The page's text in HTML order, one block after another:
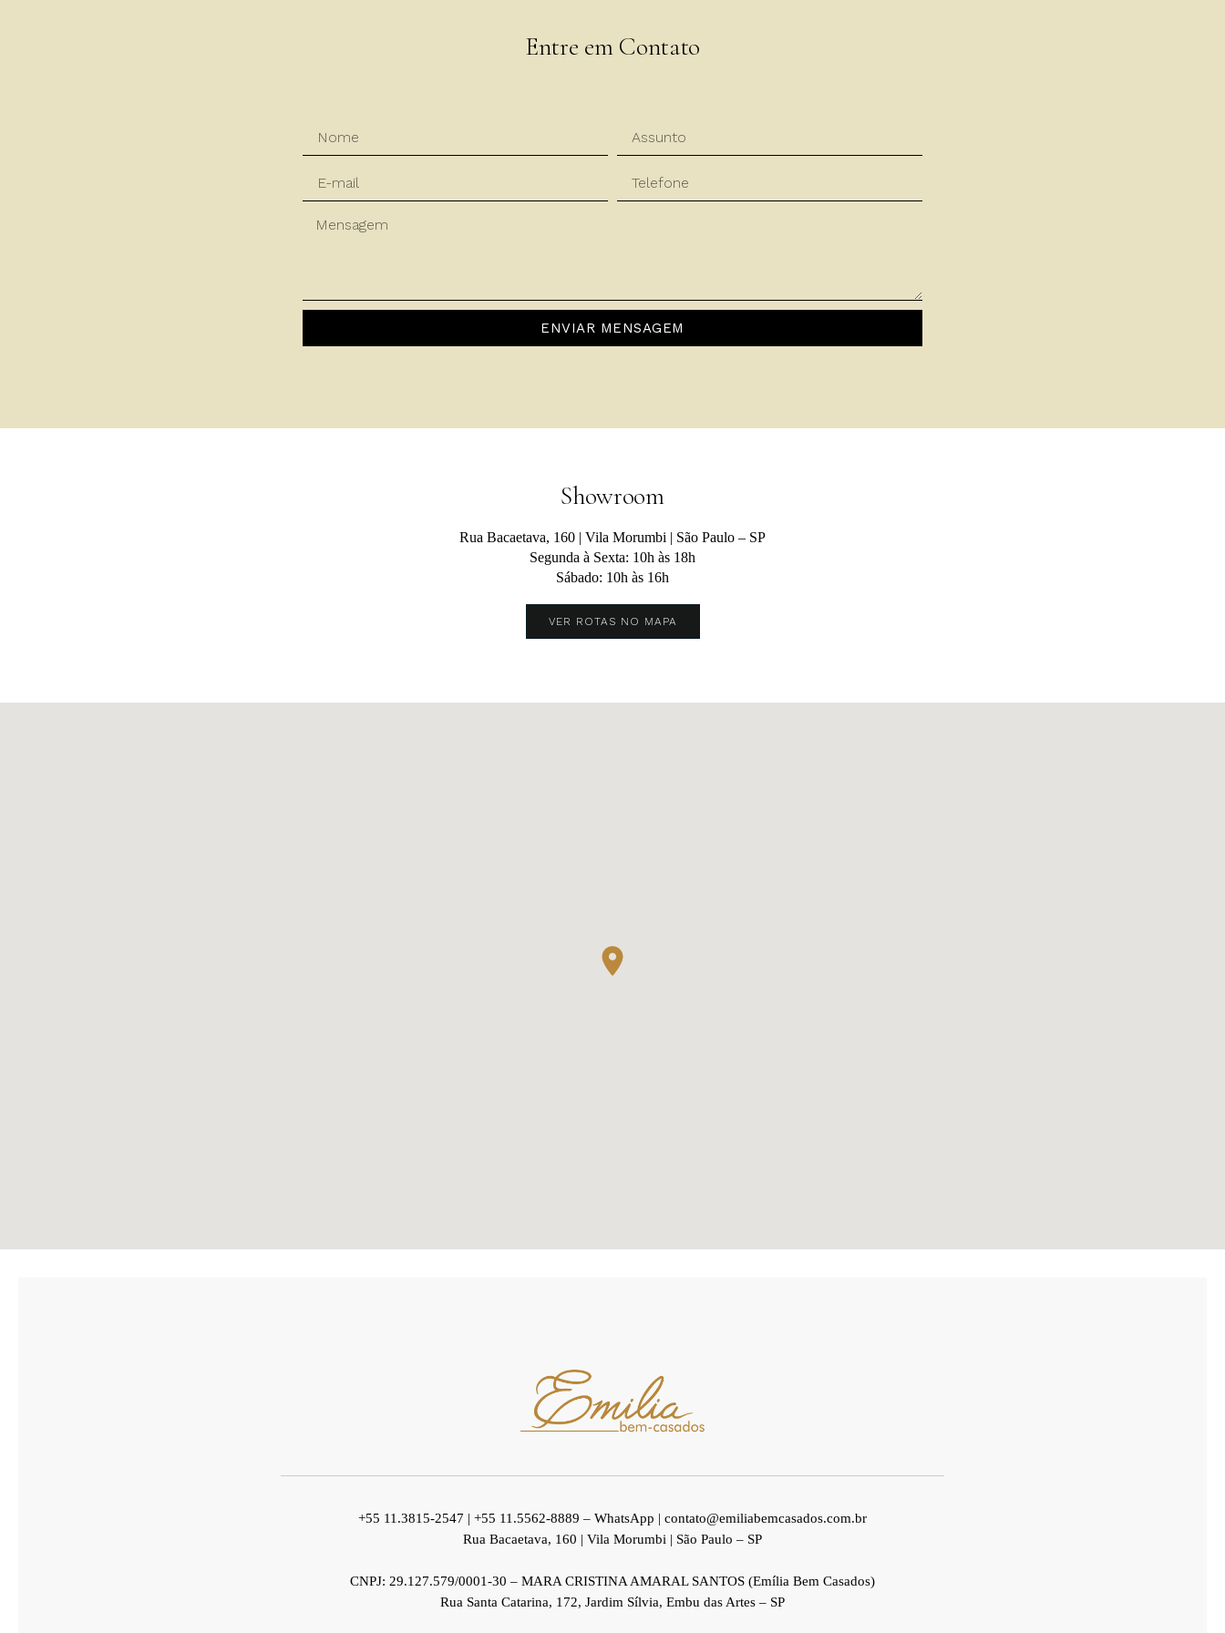
Entre em Contato
ENVIAR MENSAGEM
Showroom
Rua Bacaetava, 160 | Vila Morumbi | São Paulo – SP
Segunda à Sexta: 10h às 18h
Sábado: 10h às 16h
VER ROTAS NO MAPA
+55 11.3815-2547 | +55 11.5562-8889 – WhatsApp | contato@emiliabemcasados.com.br
Rua Bacaetava, 160 | Vila Morumbi | São Paulo – SP
CNPJ: 29.127.579/0001-30 – MARA CRISTINA AMARAL SANTOS (Emília Bem Casados)
Rua Santa Catarina, 172, Jardim Sílvia, Embu das Artes – SP